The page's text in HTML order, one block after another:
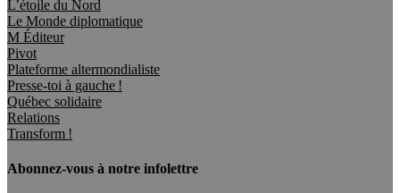
L’étoile du Nord
Le Monde diplomatique
M Éditeur
Pivot
Plateforme altermondialiste
Presse-toi à gauche !
Québec solidaire
Relations
Transform !
Abonnez-vous à notre infolettre